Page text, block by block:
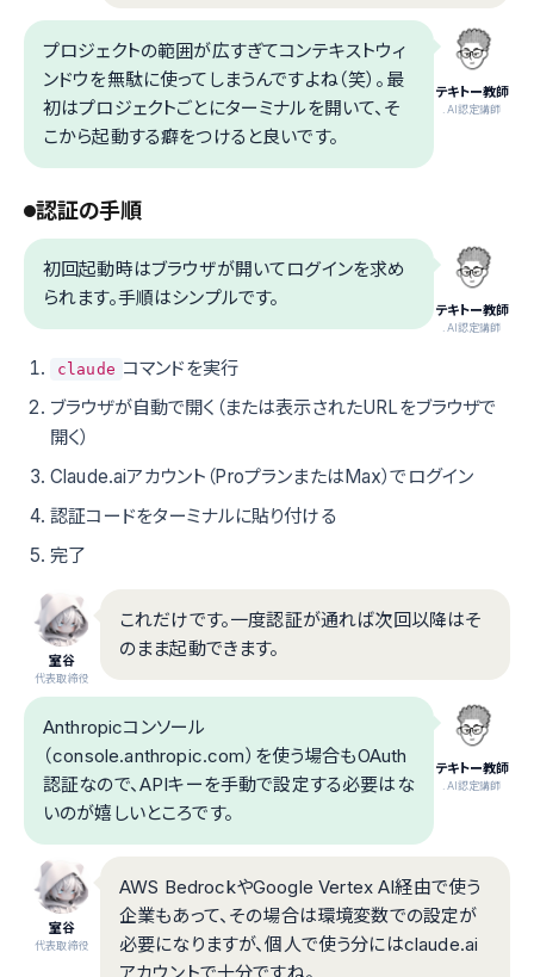
テキトー教師
.AI認定講師
プロジェクトの範囲が広すぎてコンテキストウィ
ンドウを無駄に使ってしまうんですよね（笑）。最
初はプロジェクトごとにターミナルを開いて、そ
こから起動する癖をつけると良いです。
認証の手順
テキトー教師
.AI認定講師
初回起動時はブラウザが開いてログインを求め
られます。手順はシンプルです。
claude コマンドを実行
ブラウザが自動で開く（または表示されたURLをブラウザで
開く）
Claude.aiアカウント（ProプランまたはMax）でログイン
認証コードをターミナルに貼り付ける
完了
室谷
代表取締役
これだけです。一度認証が通れば次回以降はそ
のまま起動できます。
テキトー教師
.AI認定講師
Anthropicコンソール
（console.anthropic.com）を使う場合もOAuth
認証なので、APIキーを手動で設定する必要はな
いのが嬉しいところです。
室谷
代表取締役
AWS BedrockやGoogle Vertex AI経由で使う
企業もあって、その場合は環境変数での設定が
必要になりますが、個人で使う分にはclaude.ai